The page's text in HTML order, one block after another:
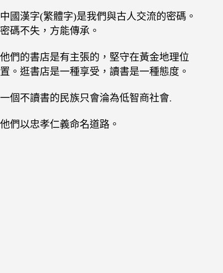
中國漢字(繁體字)是我們與古人交流的密碼。
密碼不失，方能傳承。
他們的書店是有主張的，堅守在黃金地理位
置。逛書店是一種享受，讀書是一種態度。
一個不讀書的民族只會淪為低智商社會.
他們以忠孝仁義命名道路。